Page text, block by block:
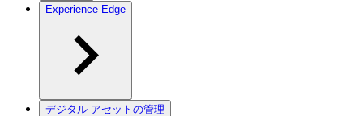
Experience Edge
デジタル アセットの管理